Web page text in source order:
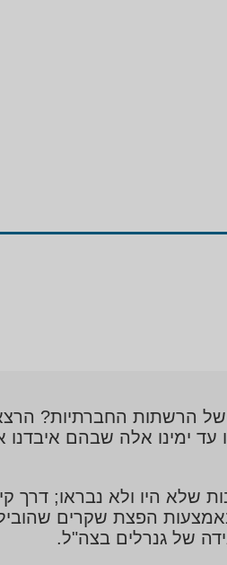
של הרשתות
עד ימינו אלה שבהם
שלא היו ולא נבראו; דרך
הפצת שקרים
של גנרלים בצה"ל.